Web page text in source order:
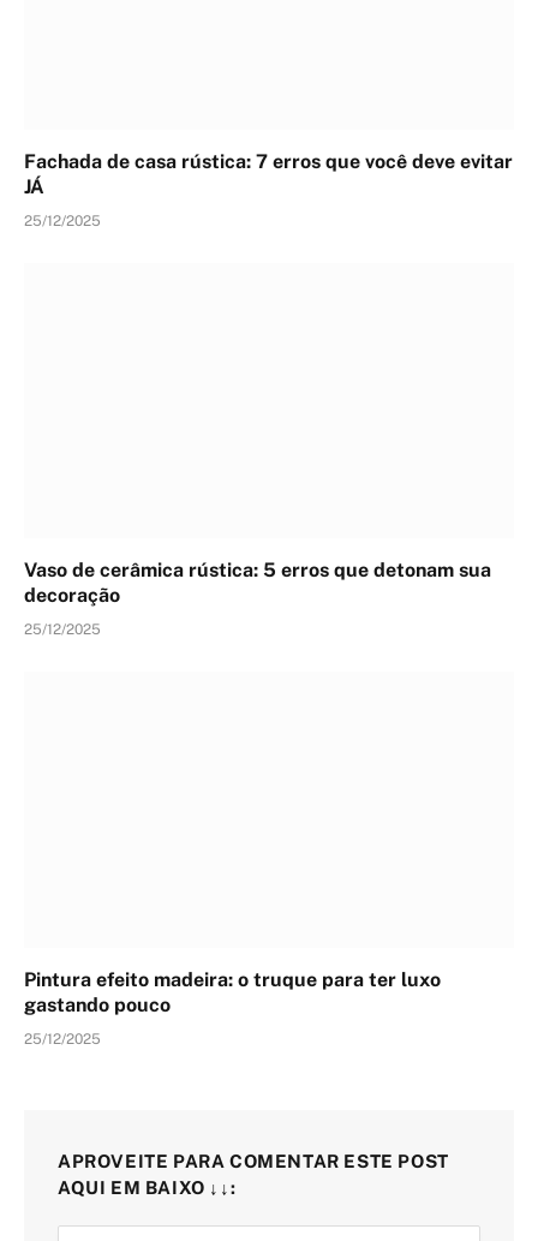
Fachada de casa rústica: 7 erros que você deve evitar
JÁ
25/12/2025
Vaso de cerâmica rústica: 5 erros que detonam sua
decoração
25/12/2025
Pintura efeito madeira: o truque para ter luxo
gastando pouco
25/12/2025
APROVEITE PARA COMENTAR ESTE POST
AQUI EM BAIXO ↓↓: